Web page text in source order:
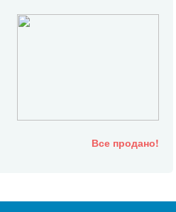
Все продано!